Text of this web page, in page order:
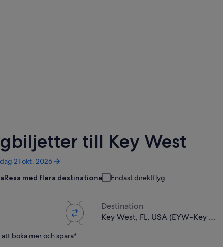
till Key West
21 okt. 2026
Resa med flera destinationer Endast direktflyg
Destination
boka mer och spara*